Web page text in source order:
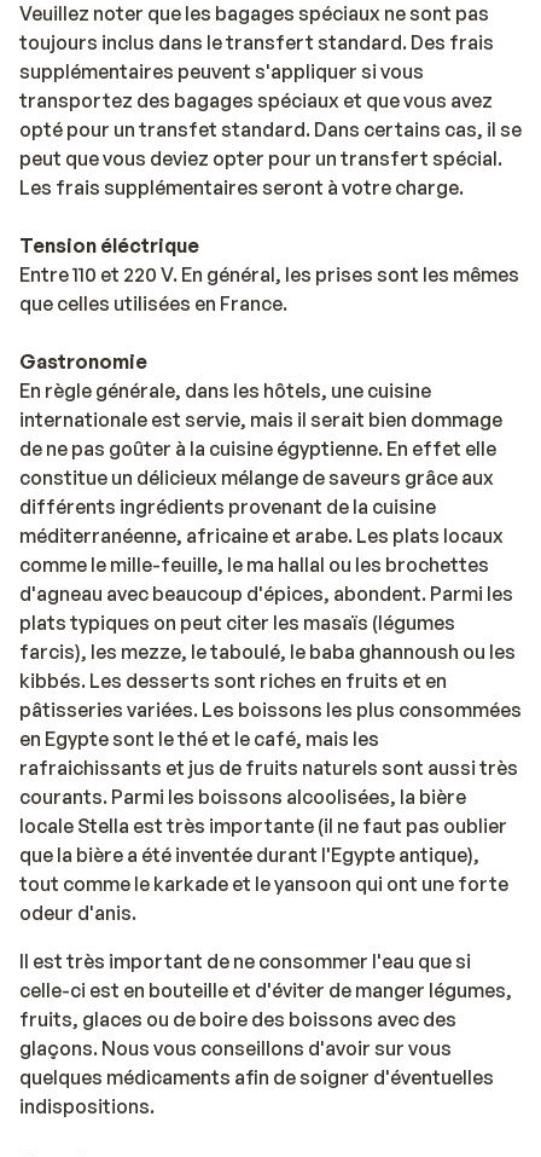
Veuillez noter que les bagages spéciaux ne sont pas
toujours inclus dans le transfert standard. Des frais
supplémentaires peuvent s'appliquer si vous
transportez des bagages spéciaux et que vous avez
opté pour un transfet standard. Dans certains cas, il se
peut que vous deviez opter pour un transfert spécial.
Les frais supplémentaires seront à votre charge.
Tension éléctrique
Entre 110 et 220 V. En général, les prises sont les mêmes
que celles utilisées en France.
Gastronomie
En règle générale, dans les hôtels, une cuisine
internationale est servie, mais il serait bien dommage
de ne pas goûter à la cuisine égyptienne. En effet elle
constitue un délicieux mélange de saveurs grâce aux
différents ingrédients provenant de la cuisine
méditerranéenne, africaine et arabe. Les plats locaux
comme le mille-feuille, le ma hallal ou les brochettes
d'agneau avec beaucoup d'épices, abondent. Parmi les
plats typiques on peut citer les masaïs (légumes
farcis), les mezze, le taboulé, le baba ghannoush ou les
kibbés. Les desserts sont riches en fruits et en
pâtisseries variées. Les boissons les plus consommées
en Egypte sont le thé et le café, mais les
rafraichissants et jus de fruits naturels sont aussi très
courants. Parmi les boissons alcoolisées, la bière
locale Stella est très importante (il ne faut pas oublier
que la bière a été inventée durant l'Egypte antique),
tout comme le karkade et le yansoon qui ont une forte
odeur d'anis.
Il est très important de ne consommer l'eau que si
celle-ci est en bouteille et d'éviter de manger légumes,
fruits, glaces ou de boire des boissons avec des
glaçons. Nous vous conseillons d'avoir sur vous
quelques médicaments afin de soigner d'éventuelles
indispositions.